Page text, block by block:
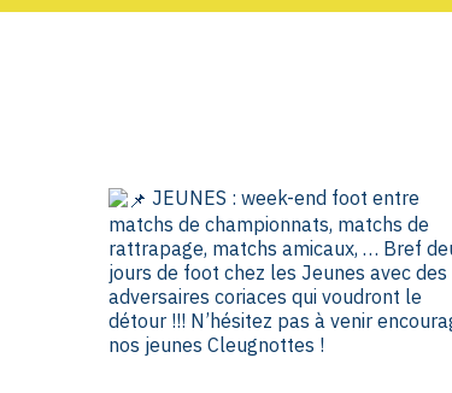
JEUNES : week-end foot entre
matchs de championnats, matchs de
rattrapage, matchs amicaux, … Bref
jours de foot chez les Jeunes avec des
adversaires coriaces qui voudront le
détour !!! N’hésitez pas à venir
nos jeunes Cleugnottes !